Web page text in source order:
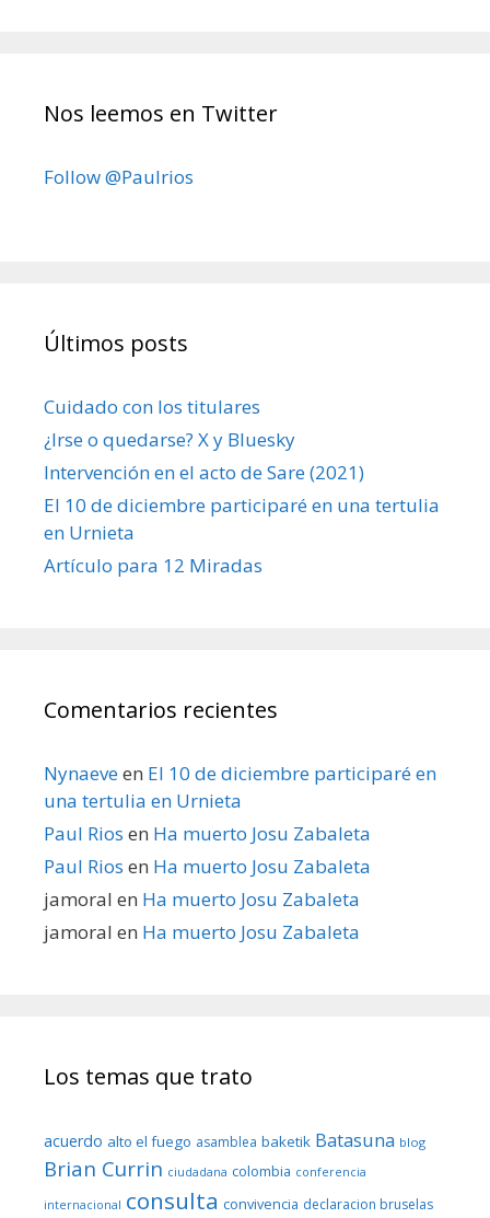
Nos leemos en Twitter
Follow @Paulrios
Últimos posts
Cuidado con los titulares
¿Irse o quedarse? X y Bluesky
Intervención en el acto de Sare (2021)
El 10 de diciembre participaré en una tertulia
en Urnieta
Artículo para 12 Miradas
Comentarios recientes
Nynaeveen El 10 de diciembre participaré en
una tertulia en Urnieta
Paul Rios en Ha muerto Josu Zabaleta
Paul Rios en Ha muerto Josu Zabaleta
jamoral en Ha muerto Josu Zabaleta
jamoral en Ha muerto Josu Zabaleta
Los temas que trato
acuerdo alto el fuego asamblea baketik Batasuna blog
Brian Currin ciudadana colombia conferencia
internacional consulta convivencia declaracion bruselas